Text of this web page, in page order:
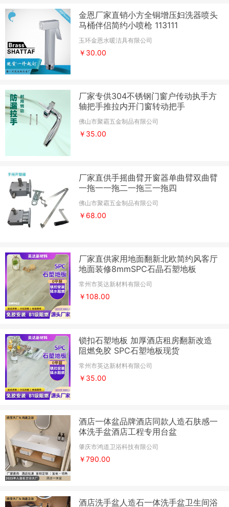
金恩厂家直销小方全铜增压妇洗器喷头
马桶伴侣简约小喷枪 113111
玉环金恩水暖洁具有限公司
￥30.00
厂家专供304不锈钢门窗户传动执手方
轴把手推拉内开门窗转动把手
佛山市聚霸五金制品有限公司
￥35.00
厂家直供手摇曲臂开窗器单曲臂双曲臂
一拖一一拖二一拖三一拖四
佛山市聚霸五金制品有限公司
￥68.00
厂家直供家用地面翻新北欧简约风客厅
地面装修8mmSPC石晶石塑地板
常州市英达新材料有限公司
￥108.00
锁扣石塑地板 加厚酒店租房翻新改造
阻燃免胶 SPC石塑地板现货
常州市英达新材料有限公司
￥35.00
酒店一体盆品牌酒店同款人造石肤感一
体洗手盆酒店工程专用台盆
肇庆市鸿道卫浴科技有限公司
￥790.00
酒店洗手盆人造石一体洗手盆卫生间浴